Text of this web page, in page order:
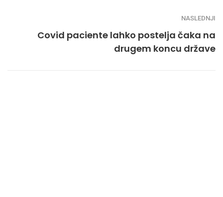
NASLEDNJI
Covid paciente lahko postelja čaka na
drugem koncu države